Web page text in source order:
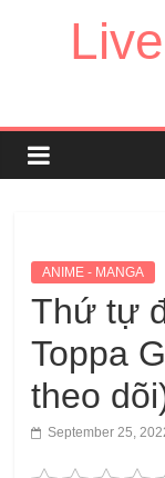
ANIME - MANGA
Thứ tự
Toppa
theo
September 25,